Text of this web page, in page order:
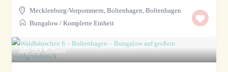
Mecklenburg-Vorpommern, Boltenhagen,Boltenhagen
Bungalow /Komplette Einheit
ab 99 €/Nacht